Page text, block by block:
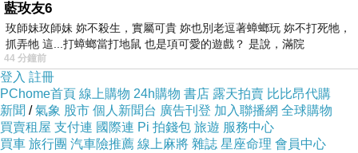
藍玫友6
玫師妹玫師妹 妳不殺生，實屬可貴 妳也別老逗著蟑螂玩 妳不打死牠，
抓弄牠 這...打蟑螂當打地鼠 也是項可愛的遊戲？ 是說，滿院
44 分鐘前
登入 註冊
PChome首頁 線上購物 24h購物 書店 露天拍賣 比比昂代購
新聞 /氣象 股市 個人新聞台 廣告刊登 加入聯播網 全球購物
買賣租屋 支付連 國際連 Pi 拍錢包 旅遊 服務中心
買車 旅行團 汽車險推薦 線上麻將 雜誌 星座命理 會員中心